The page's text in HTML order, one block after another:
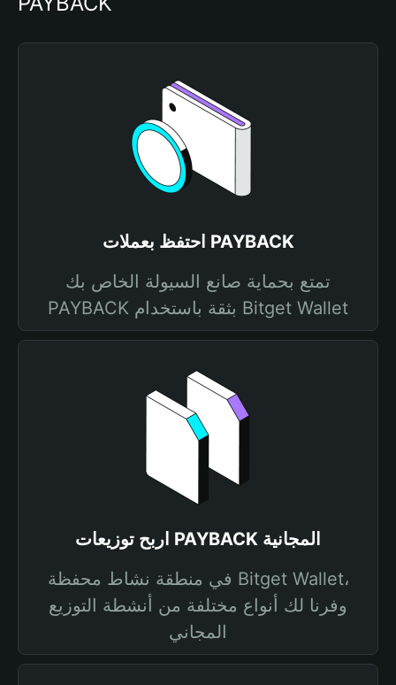
احتفظ بعملات PAYBACK
تمتع بحماية صانع السيولة الخاص بك
PAYBACK بثقة باستخدام Bitget Wallet
اربح توزيعات PAYBACK المجانية
في منطقة نشاط محفظة Bitget Wallet،
وفرنا لك أنواع مختلفة من أنشطة التوزيع
المجاني